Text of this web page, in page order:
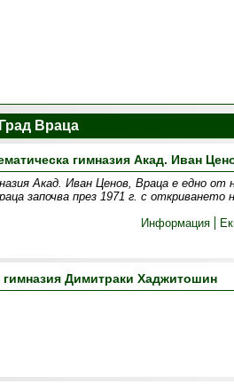
Враца
гимназия Акад. Иван
Акад. Иван Ценов, Враца е едно от
започва през 1971 г. с
Информация
Димитраки Хаджитошин